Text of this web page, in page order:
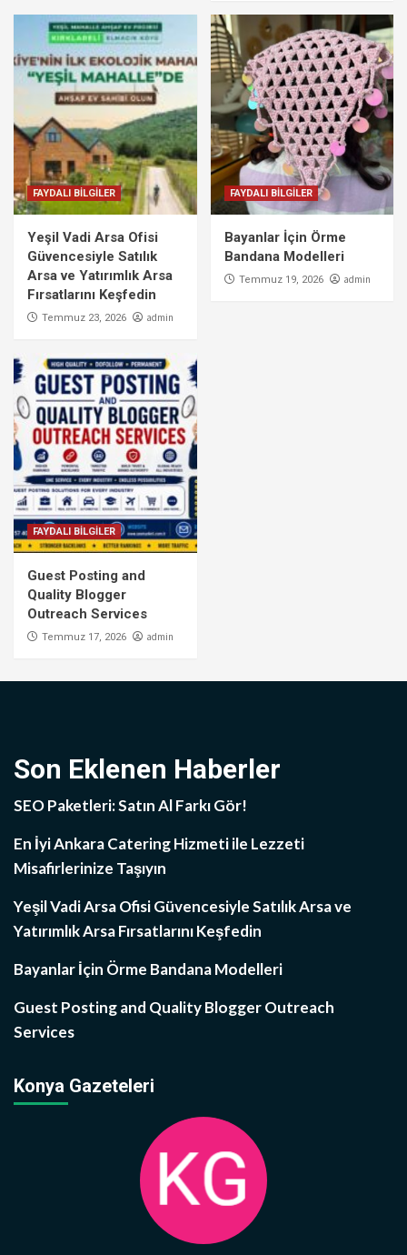
FAYDALI BİLGİLER
Yeşil Vadi Arsa Ofisi
Güvencesiyle Satılık
Arsa ve Yatırımlık Arsa
Fırsatlarını Keşfedin
Temmuz 23, 2026 admin
FAYDALI BİLGİLER
Bayanlar İçin Örme
Bandana Modelleri
Temmuz 19, 2026 admin
FAYDALI BİLGİLER
Guest Posting and
Quality Blogger
Outreach Services
Temmuz 17, 2026 admin
Son Eklenen Haberler
SEO Paketleri: Satın Al Farkı Gör!
En İyi Ankara Catering Hizmeti ile Lezzeti
Misafirlerinize Taşıyın
Yeşil Vadi Arsa Ofisi Güvencesiyle Satılık Arsa ve
Yatırımlık Arsa Fırsatlarını Keşfedin
Bayanlar İçin Örme Bandana Modelleri
Guest Posting and Quality Blogger Outreach
Services
Konya Gazeteleri